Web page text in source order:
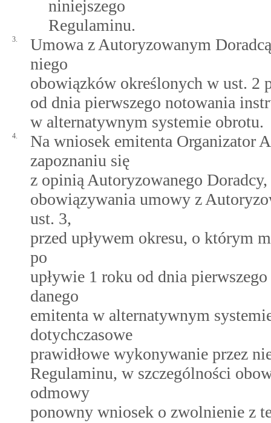
niniejszego
Regulaminu.
3.
Umowa z Autoryzowanym
niego
obowiązków określonych w ust. 2
od dnia pierwszego notowania
w alternatywnym systemie obrotu.
4.
Na wniosek emitenta Organizator
zapoznaniu się
z opinią Autoryzowanego
obowiązywania umowy z
ust. 3,
przed upływem okresu, o którym
po
upływie 1 roku od dnia
danego
emitenta w alternatywnym
dotychczasowe
prawidłowe wykonywanie przez
Regulaminu, w szczególności
odmowy
ponowny wniosek o zwolnienie z